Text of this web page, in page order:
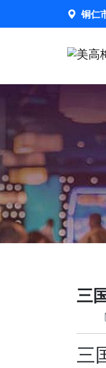
铜仁
三
三